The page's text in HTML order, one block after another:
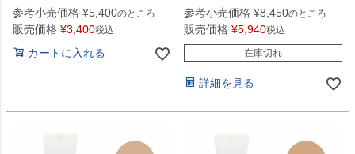
参考小売価格 ¥5,400のところ
販売価格 ¥3,400税込
カートに入れる
参考小売価格 ¥8,450のところ
販売価格 ¥5,940税込
在庫切れ
詳細を見る